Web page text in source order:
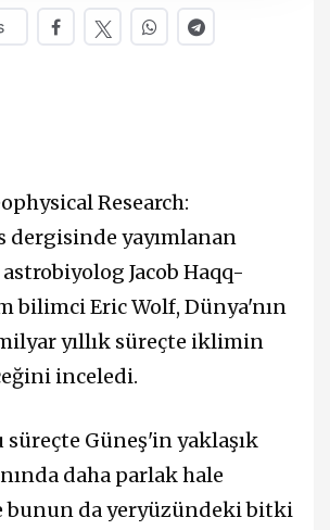
Research:
dergisinde yayımlanan
Jacob Haqq-
bilimci Eric Wolf, Dünya'nın
yıllık süreçte iklimin
inceledi.
süreçte Güneş'in yaklaşık
daha parlak hale
bunun da yeryüzündeki bitki